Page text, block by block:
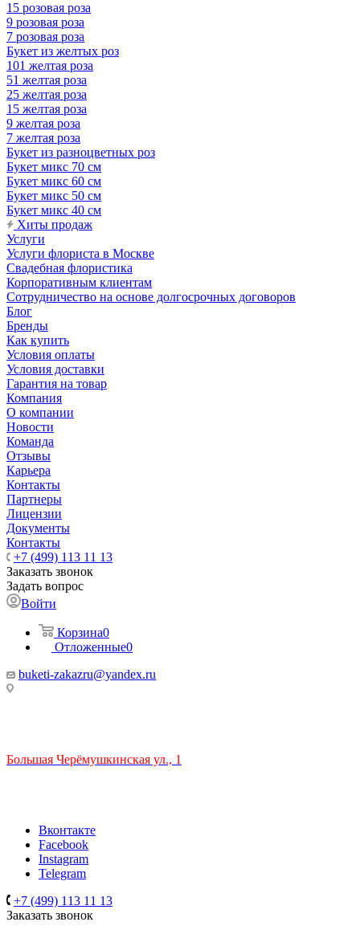
15 розовая роза
9 розовая роза
7 розовая роза
Букет из желтых роз
101 желтая роза
51 желтая роза
25 желтая роза
15 желтая роза
9 желтая роза
7 желтая роза
Букет из разноцветных роз
Букет микс 70 см
Букет микс 60 см
Букет микс 50 см
Букет микс 40 см
Хиты продаж
Услуги
Услуги флориста в Москве
Свадебная флористика
Корпоративным клиентам
Сотрудничество на основе долгосрочных договоров
Блог
Бренды
Как купить
Условия оплаты
Условия доставки
Гарантия на товар
Компания
О компании
Новости
Команда
Отзывы
Карьера
Контакты
Партнеры
Лицензии
Документы
Контакты
+7 (499) 113 11 13
Заказать звонок
Задать вопрос
Войти
Корзина0
Отложенные0
buketi-zakazru@yandex.ru
Большая Черёмушкинская ул., 1
Вконтакте
Facebook
Instagram
Telegram
+7 (499) 113 11 13
Заказать звонок